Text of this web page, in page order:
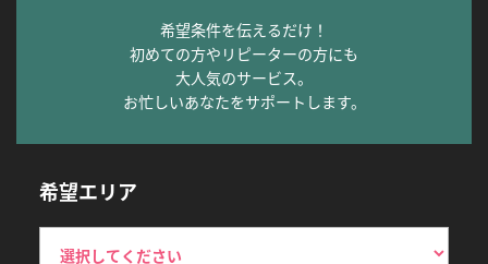
希望条件を伝えるだけ！
初めての方やリピーターの方にも
大人気のサービス。
お忙しいあなたをサポートします。
希望エリア